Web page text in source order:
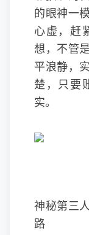
的眼神一
心虚，赶
想，不管
平浪静，
楚，只要
实。
神秘第三
路